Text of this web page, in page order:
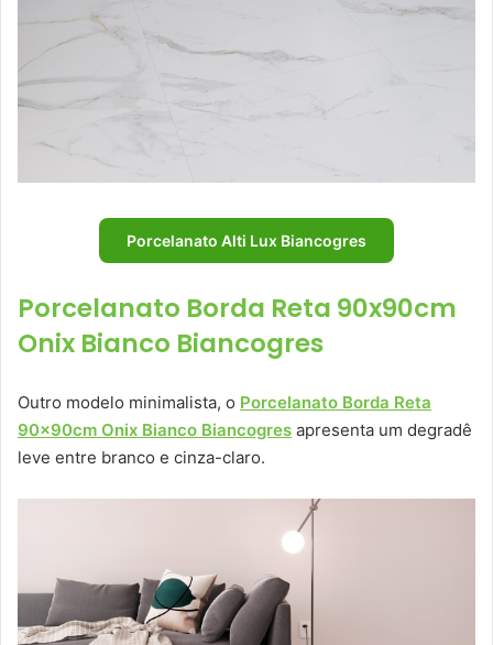
Porcelanato Alti Lux Biancogres
Porcelanato Borda Reta 90x90cm
Onix Bianco Biancogres
Outro modelo minimalista, o Porcelanato Borda Reta
90x90cm Onix Bianco Biancogres apresenta um degradê
leve entre branco e cinza-claro.